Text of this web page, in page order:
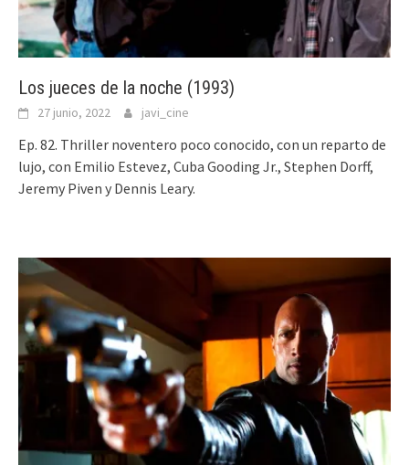
Los jueces de la noche (1993)
27 junio, 2022 javi_cine
Ep. 82. Thriller noventero poco conocido, con un reparto de
lujo, con Emilio Estevez, Cuba Gooding Jr., Stephen Dorff,
Jeremy Piven y Dennis Leary.